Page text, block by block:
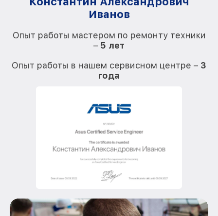
Иванов
Опыт работы мастером по ремонту техники
– 5 лет
Опыт работы в нашем сервисном центре – 3
года